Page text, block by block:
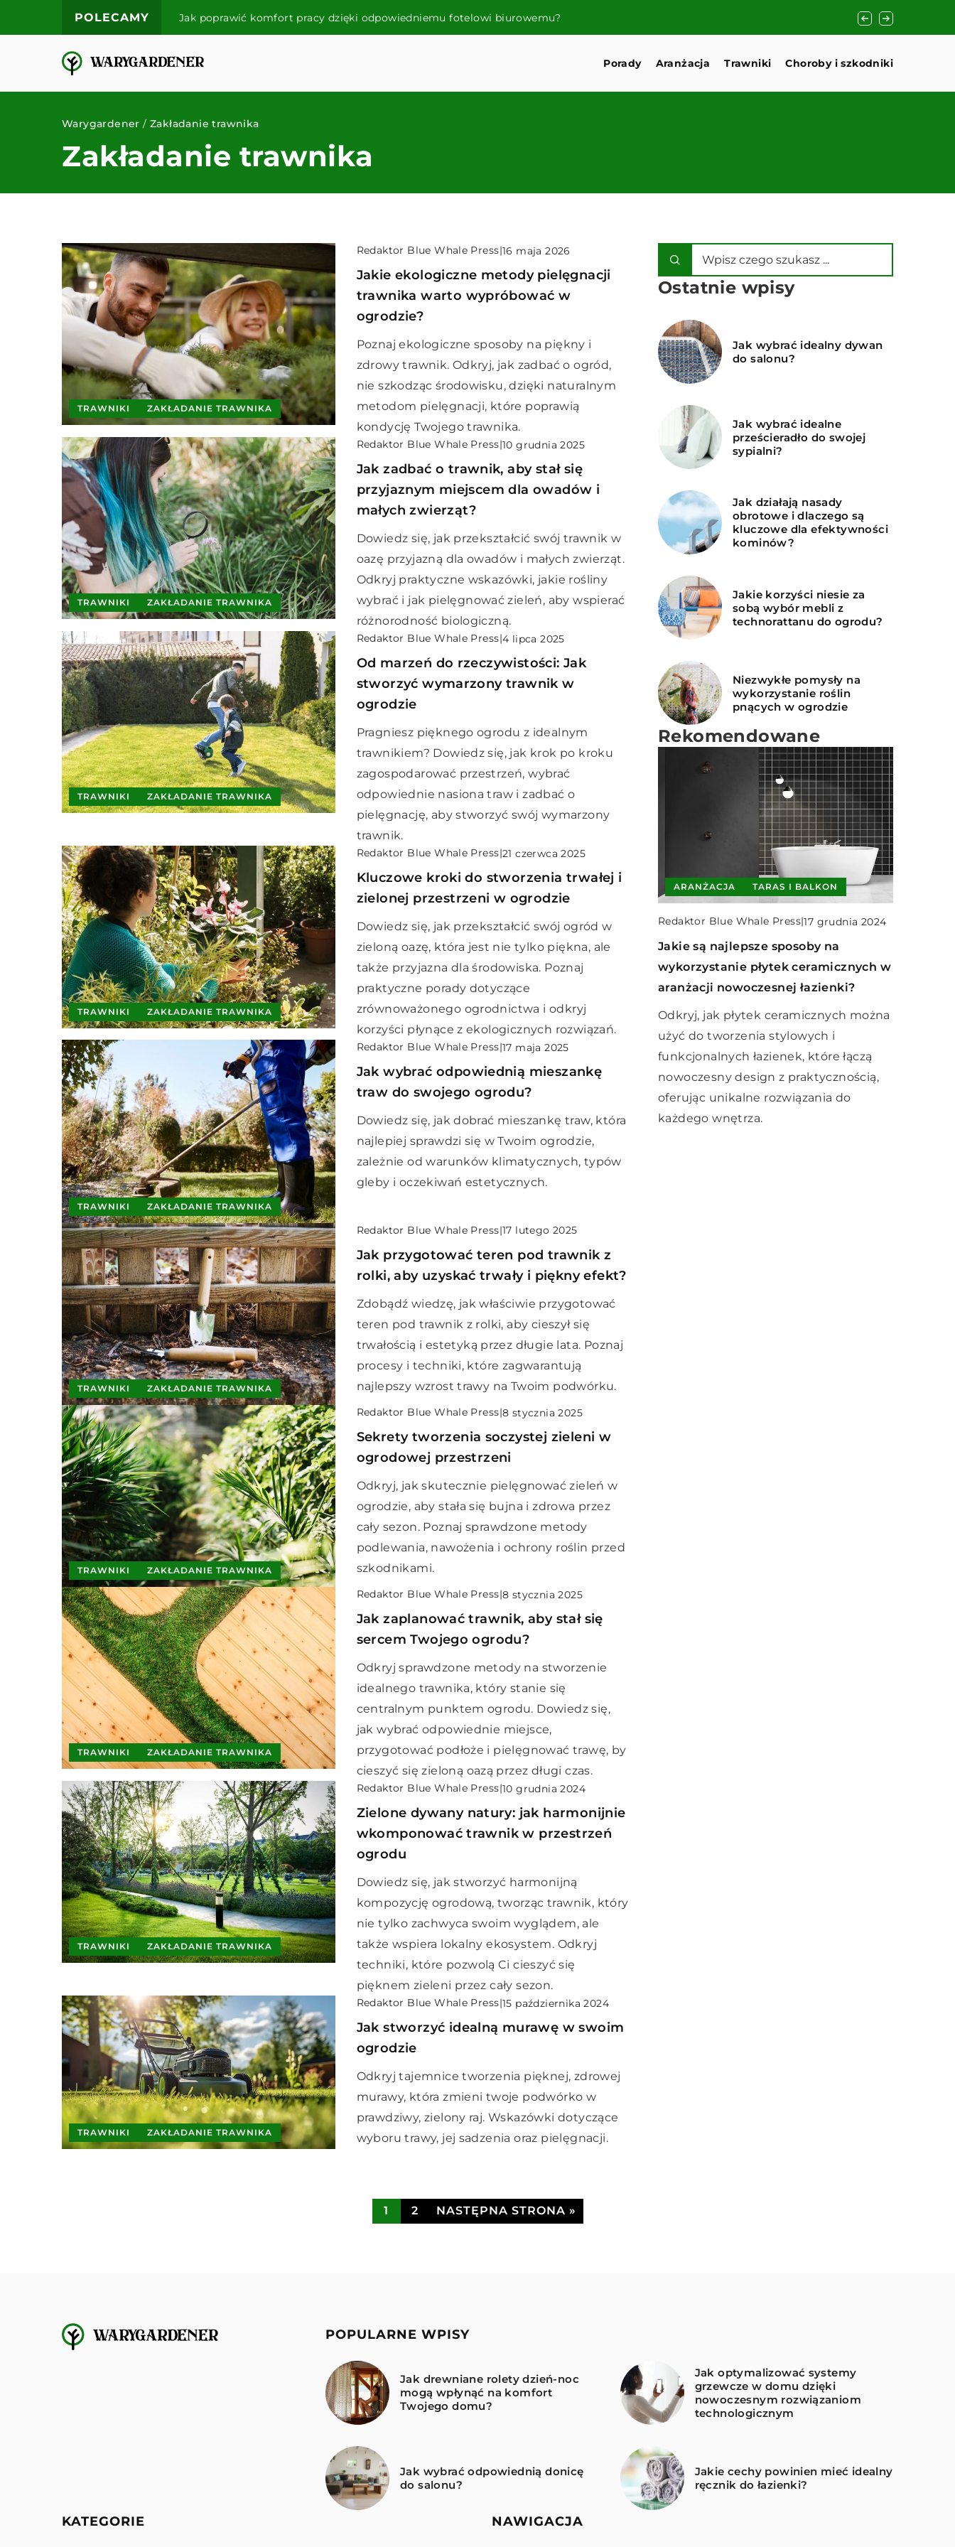
POLECAMY Jak poprawić komfort pracy dzięki odpowiedniemu fotelowi biurowemu? Doniczka a
Porady Aranżacja Trawniki Choroby i szkodniki
Warygardener /Zakładanie trawnika
Zakładanie trawnika
TRAWNIKI ZAKŁADANIE TRAWNIKA
Redaktor Blue Whale Press|16 maja 2026
Jakie ekologiczne metody pielęgnacji
trawnika warto wypróbować w
ogrodzie?
Poznaj ekologiczne sposoby na piękny i
zdrowy trawnik. Odkryj, jak zadbać o ogród,
nie szkodząc środowisku, dzięki naturalnym
metodom pielęgnacji, które poprawią
kondycję Twojego trawnika.
TRAWNIKI ZAKŁADANIE TRAWNIKA
Redaktor Blue Whale Press|10 grudnia 2025
Jak zadbać o trawnik, aby stał się
przyjaznym miejscem dla owadów i
małych zwierząt?
Dowiedz się, jak przekształcić swój trawnik w
oazę przyjazną dla owadów i małych zwierząt.
Odkryj praktyczne wskazówki, jakie rośliny
wybrać i jak pielęgnować zieleń, aby wspierać
różnorodność biologiczną.
TRAWNIKI ZAKŁADANIE TRAWNIKA
Redaktor Blue Whale Press|4 lipca 2025
Od marzeń do rzeczywistości: Jak
stworzyć wymarzony trawnik w
ogrodzie
Pragniesz pięknego ogrodu z idealnym
trawnikiem? Dowiedz się, jak krok po kroku
zagospodarować przestrzeń, wybrać
odpowiednie nasiona traw i zadbać o
pielęgnację, aby stworzyć swój wymarzony
trawnik.
TRAWNIKI ZAKŁADANIE TRAWNIKA
Redaktor Blue Whale Press|21 czerwca 2025
Kluczowe kroki do stworzenia trwałej i
zielonej przestrzeni w ogrodzie
Dowiedz się, jak przekształcić swój ogród w
zieloną oazę, która jest nie tylko piękna, ale
także przyjazna dla środowiska. Poznaj
praktyczne porady dotyczące
zrównoważonego ogrodnictwa i odkryj
korzyści płynące z ekologicznych rozwiązań.
TRAWNIKI ZAKŁADANIE TRAWNIKA
Redaktor Blue Whale Press|17 maja 2025
Jak wybrać odpowiednią mieszankę
traw do swojego ogrodu?
Dowiedz się, jak dobrać mieszankę traw, która
najlepiej sprawdzi się w Twoim ogrodzie,
zależnie od warunków klimatycznych, typów
gleby i oczekiwań estetycznych.
TRAWNIKI ZAKŁADANIE TRAWNIKA
Redaktor Blue Whale Press|17 lutego 2025
Jak przygotować teren pod trawnik z
rolki, aby uzyskać trwały i piękny efekt?
Zdobądź wiedzę, jak właściwie przygotować
teren pod trawnik z rolki, aby cieszył się
trwałością i estetyką przez długie lata. Poznaj
procesy i techniki, które zagwarantują
najlepszy wzrost trawy na Twoim podwórku.
TRAWNIKI ZAKŁADANIE TRAWNIKA
Redaktor Blue Whale Press|8 stycznia 2025
Sekrety tworzenia soczystej zieleni w
ogrodowej przestrzeni
Odkryj, jak skutecznie pielęgnować zieleń w
ogrodzie, aby stała się bujna i zdrowa przez
cały sezon. Poznaj sprawdzone metody
podlewania, nawożenia i ochrony roślin przed
szkodnikami.
TRAWNIKI ZAKŁADANIE TRAWNIKA
Redaktor Blue Whale Press|8 stycznia 2025
Jak zaplanować trawnik, aby stał się
sercem Twojego ogrodu?
Odkryj sprawdzone metody na stworzenie
idealnego trawnika, który stanie się
centralnym punktem ogrodu. Dowiedz się,
jak wybrać odpowiednie miejsce,
przygotować podłoże i pielęgnować trawę, by
cieszyć się zieloną oazą przez długi czas.
TRAWNIKI ZAKŁADANIE TRAWNIKA
Redaktor Blue Whale Press|10 grudnia 2024
Zielone dywany natury: jak harmonijnie
wkomponować trawnik w przestrzeń
ogrodu
Dowiedz się, jak stworzyć harmonijną
kompozycję ogrodową, tworząc trawnik, który
nie tylko zachwyca swoim wyglądem, ale
także wspiera lokalny ekosystem. Odkryj
techniki, które pozwolą Ci cieszyć się
pięknem zieleni przez cały sezon.
TRAWNIKI ZAKŁADANIE TRAWNIKA
Redaktor Blue Whale Press|15 października 2024
Jak stworzyć idealną murawę w swoim
ogrodzie
Odkryj tajemnice tworzenia pięknej, zdrowej
murawy, która zmieni twoje podwórko w
prawdziwy, zielony raj. Wskazówki dotyczące
wyboru trawy, jej sadzenia oraz pielęgnacji.
Ostatnie wpisy
Jak wybrać idealny dywan
do salonu?
Jak wybrać idealne
prześcieradło do swojej
sypialni?
Jak działają nasady
obrotowe i dlaczego są
kluczowe dla efektywności
kominów?
Jakie korzyści niesie za
sobą wybór mebli z
technorattanu do ogrodu?
Niezwykłe pomysły na
wykorzystanie roślin
pnących w ogrodzie
Rekomendowane
CHOROBY I SZKODNIKI
Redaktor Blue Whale Press|2 czerwca 2026
Jakie są najskuteczniejsze metody
deratyzacji w środowisku miejskim?
Odkryj skuteczne strategie zwalczania
gryzoni w miastach, które pomogą
utrzymać czystość i bezpieczeństwo w
środowisku miejskim.
ARANŻACJA TARAS I BALKON
Redaktor Blue Whale Press|17 grudnia 2024
Jakie są najlepsze sposoby na
wykorzystanie płytek ceramicznych w
aranżacji nowoczesnej łazienki?
Odkryj, jak płytek ceramicznych można
użyć do tworzenia stylowych i
funkcjonalnych łazienek, które łączą
nowoczesny design z praktycznością,
oferując unikalne rozwiązania do
każdego wnętrza.
PORADY ROŚLINY OGRODOWE
Redaktor Blue Whale Press|10 września 2024
Jak wybrać odpowiednie nasiona i
nawozy dla swojego ogrodu?
Poznaj najlepsze praktyki w wyborze
nasion i nawozów dla Twojego ogrodu.
Dowiedz się, jak dopasować je do
rodzaju gleby, klimatu oraz swoich
preferencji ogrodniczych.
1 2 NASTĘPNA STRONA »
POPULARNE WPISY
Jak drewniane rolety dzień-noc
mogą wpłynąć na komfort
Twojego domu?
Jak optymalizować systemy
grzewcze w domu dzięki
nowoczesnym rozwiązaniom
technologicznym
Jak wybrać odpowiednią donicę
do salonu?
Jakie cechy powinien mieć idealny
ręcznik do łazienki?
KATEGORIE NAWIGACJA